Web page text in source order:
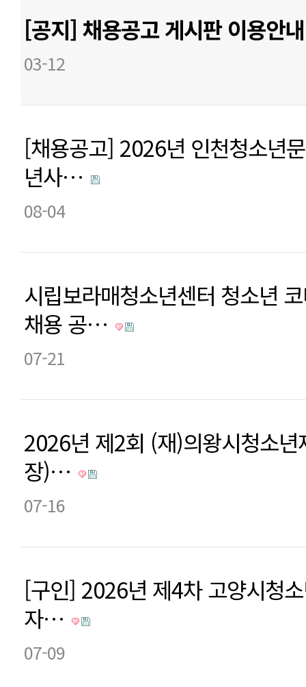
[공지] 채용공고 게시판 이용안
03-12
[채용공고] 2026년 인천청소년
년사…
08-04
시립보라매청소년센터 청소년
채용 공…
07-21
2026년 제2회 (재)의왕시청소년
장)…
07-16
[구인] 2026년 제4차 고양시청
자…
07-09